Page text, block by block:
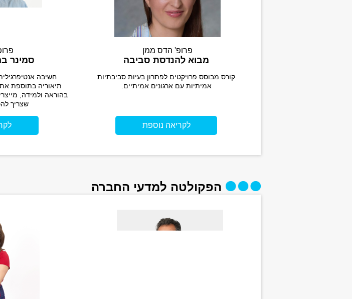
פרופ' הדס ממן
מבוא להנדסת סביבה
קורס מבוסס פרויקטים לפתרון בעיות סביבתיות
אמיתיות עם ארגונים אמיתיים.
לקריאה נוספת
סמינר
תיאוריה בתוספת
בהוראה ולמידה,
שצריך
הפקולטה למדעי החברה